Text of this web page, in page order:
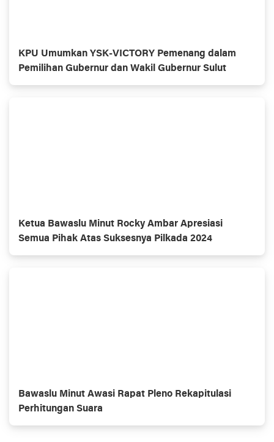
KPU Umumkan YSK-VICTORY Pemenang dalam
Pemilihan Gubernur dan Wakil Gubernur Sulut
Ketua Bawaslu Minut Rocky Ambar Apresiasi
Semua Pihak Atas Suksesnya Pilkada 2024
Bawaslu Minut Awasi Rapat Pleno Rekapitulasi
Perhitungan Suara